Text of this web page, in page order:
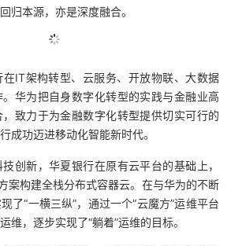
归本源，亦是深度融合。
IT架构转型、云服务、开放物联、大数据
华为把自身数字化转型的实践与金融业高
致力于为金融数字化转型提供切实可行的
成功迈进移动化智能新时代。
创新，华夏银行在原有云平台的基础上，
案构建全栈分布式容器云。在与华为的不断
了“一横三纵”，通过一个“云魔方”运维平台
维，逐步实现了“躺着”运维的目标。